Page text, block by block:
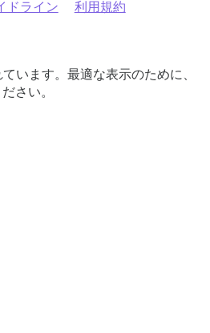
ドライン 利用規約
います。最適な表示のために、
さい。